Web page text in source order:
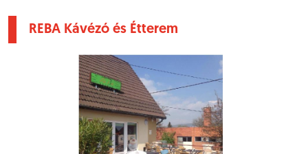
REBA Kávézó és Étterem